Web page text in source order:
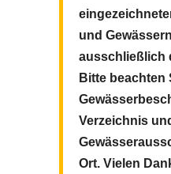
und
ausschließlich
Bitte beachten
Verzeichnis
Ort. Vielen